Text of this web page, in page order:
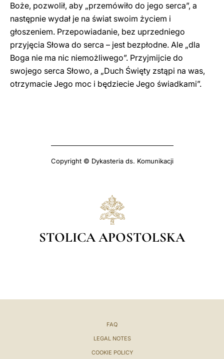
Boże, pozwolił, aby „przemówiło do jego serca”, a
następnie wydał je na świat swoim życiem i
głoszeniem. Przepowiadanie, bez uprzedniego
przyjęcia Słowa do serca – jest bezpłodne. Ale „dla
Boga nie ma nic niemożliwego”. Przyjmijcie do
swojego serca Słowo, a „Duch Święty zstąpi na was,
otrzymacie Jego moc i będziecie Jego świadkami”.
Copyright © Dykasteria ds. Komunikacji
STOLICA APOSTOLSKA
FAQ
LEGAL NOTES
COOKIE POLICY